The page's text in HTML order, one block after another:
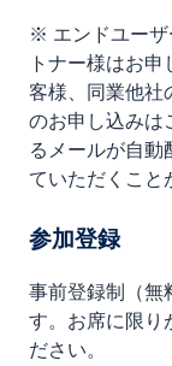
※ エンドユーザ
トナー様はお
客様、同業他社
のお申し込みは
るメールが自
ていただくこと
参加登録
事前登録制（無
す。お席に限り
ださい。